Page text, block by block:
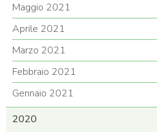
Maggio 2021
Aprile 2021
Marzo 2021
Febbraio 2021
Gennaio 2021
2020